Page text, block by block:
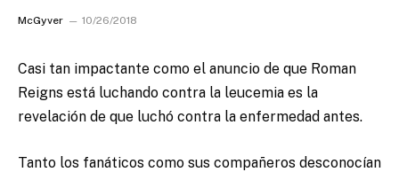
McGyver 10/26/2018
Casi tan impactante como el anuncio de que Roman
Reigns está luchando contra la leucemia es la
revelación de que luchó contra la enfermedad antes.
Tanto los fanáticos como sus compañeros desconocían